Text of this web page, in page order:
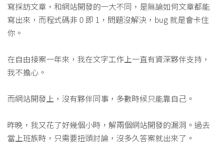
寫採訪文章，和網站開發的一大不同，是無論如何文章都能
寫出來，而程式碼非 0 即 1，問題沒解決，bug 就是會卡住
你。
在自由接案一年來，我在文字工作上一直有資深夥伴支持，
我不擔心。
而網站開發上，沒有夥伴同事，多數時候只能靠自己。
昨晚，我又花了好幾個小時，解兩個網站開發的漏洞。過去
當上班族時，只需要扭頭討論，沒多久答案就出來了。